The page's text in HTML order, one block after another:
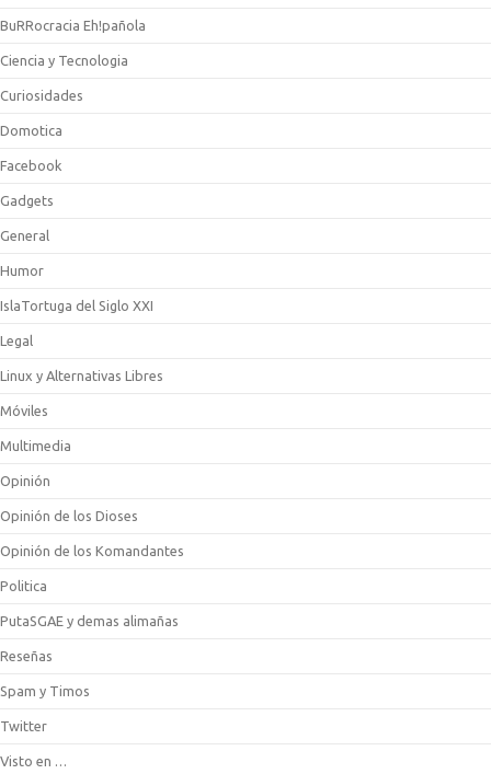
BuRRocracia Eh!pañola
Ciencia y Tecnologia
Curiosidades
Domotica
Facebook
Gadgets
General
Humor
IslaTortuga del Siglo XXI
Legal
Linux y Alternativas Libres
Móviles
Multimedia
Opinión
Opinión de los Dioses
Opinión de los Komandantes
Politica
PutaSGAE y demas alimañas
Reseñas
Spam y Timos
Twitter
Visto en …